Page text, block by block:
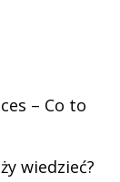
– Co to
wiedzieć?